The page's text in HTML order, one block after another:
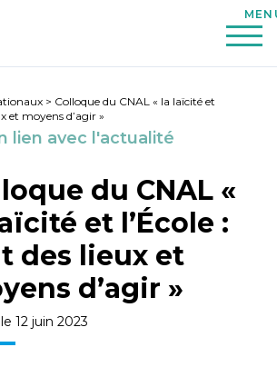
> Colloque du CNAL « la laïcité et
et moyens d’agir »
lien avec l'actualité
du CNAL «
et l’École :
des lieux et
d’agir »
12 juin 2023